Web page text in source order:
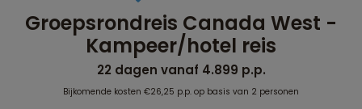
Groepsrondreis Canada West -
Kampeer/hotel reis
22 dagen vanaf 4.899 p.p.
Bijkomende kosten €26,25 p.p. op basis van 2 personen